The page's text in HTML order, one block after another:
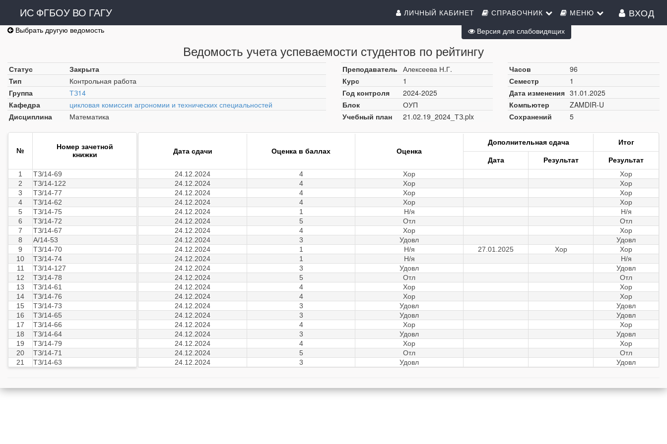
ИС ФГБОУ ВО ГАГУ ЛИЧНЫЙ КАБИНЕТ СПРАВОЧНИК МЕНЮ ВХОД
Выбрать другую ведомость
Ведомость учета успеваемости студентов по рейтингу
Статус
Закрыта
Тип
Контрольная работа
Группа
ТЗ14
Кафедра
цикловая комиссия агрономии и технических специальностей
Дисциплина
Математика
Преподаватель Алексеева Н.Г.
Курс
1
Год контроля
2024-2025
Блок
ОУП
Учебный план
21.02.19_2024_ТЗ.plx
Часов
96
Семестр
1
Дата изменения 31.01.2025
Компьютер
ZAMDIR-U
Сохранений
5
№
Номер зачетной
книжки
1
ТЗ/14-69
2
ТЗ/14-122
3
ТЗ/14-77
4
ТЗ/14-62
5
ТЗ/14-75
6
ТЗ/14-72
7
ТЗ/14-67
8
А/14-53
9
ТЗ/14-70
10
ТЗ/14-74
11
ТЗ/14-127
12
ТЗ/14-78
13
ТЗ/14-61
14
ТЗ/14-76
15
ТЗ/14-73
16
ТЗ/14-65
17
ТЗ/14-66
18
ТЗ/14-64
19
ТЗ/14-79
20
ТЗ/14-71
21
ТЗ/14-63
Дата сдачи Оценка в баллах Оценка
Дополнительная сдача Итог
Дата Результат
Результат
24.12.2024
4 Хор
Хор
24.12.2024
4 Хор
Хор
24.12.2024
4 Хор
Хор
24.12.2024
4 Хор
Хор
24.12.2024
1 Н/я
Н/я
24.12.2024
5 Отл
Отл
24.12.2024
4 Хор
Хор
24.12.2024
3 Удовл
Удовл
24.12.2024
1 Н/я 27.01.2025 Хор
Хор
24.12.2024
1 Н/я
Н/я
24.12.2024
3 Удовл
Удовл
24.12.2024
5 Отл
Отл
24.12.2024
4 Хор
Хор
24.12.2024
4 Хор
Хор
24.12.2024
3 Удовл
Удовл
24.12.2024
3 Удовл
Удовл
24.12.2024
4 Хор
Хор
24.12.2024
3 Удовл
Удовл
24.12.2024
4 Хор
Хор
24.12.2024
5 Отл
Отл
24.12.2024
3 Удовл Удовл
Версия для слабовидящих